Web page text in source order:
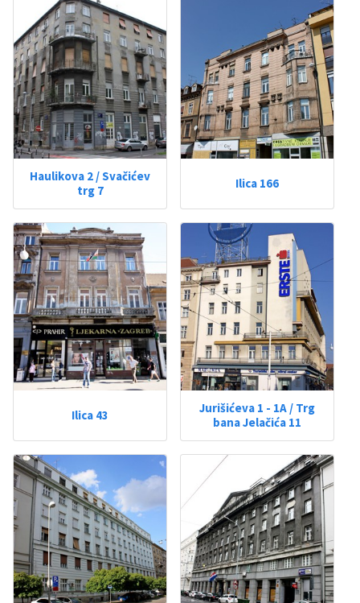
Haulikova 2 / Svačićev
trg 7
Ilica 166
Ilica 43
Jurišićeva 1 - 1A / Trg
bana Jelačića 11